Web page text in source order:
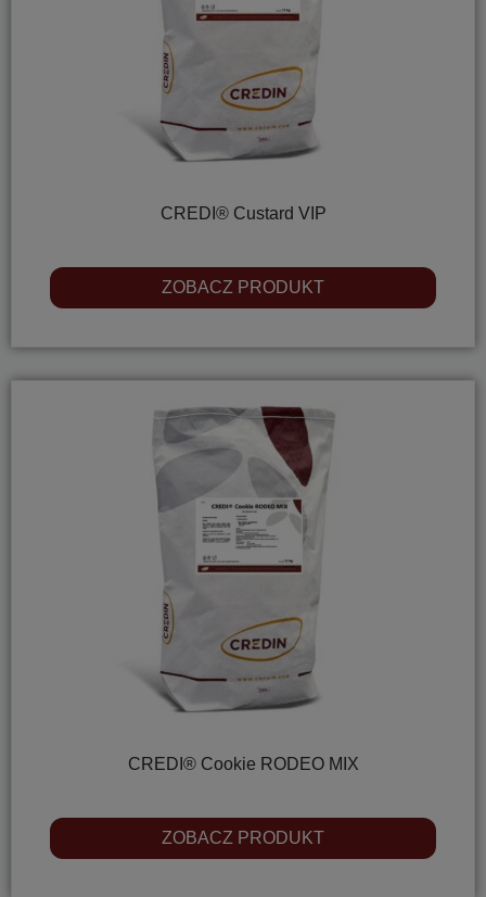
CREDI® Custard VIP
ZOBACZ PRODUKT
CREDI® Cookie RODEO MIX
ZOBACZ PRODUKT